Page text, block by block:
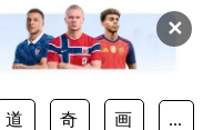
✕
道 奇 画 ...